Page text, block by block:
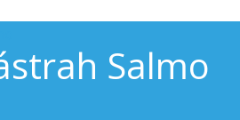
Salmo